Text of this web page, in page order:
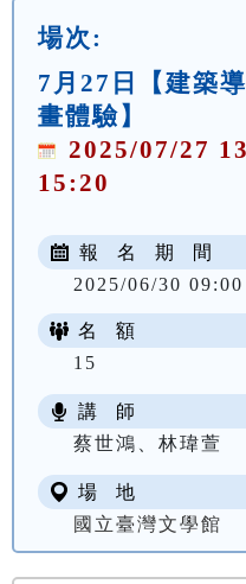
場次:
7月27日【建築
畫體驗】
2025/07/27
15:20
報 名 期 間
2025/06/30
名 額
15
講 師
蔡世鴻、林瑋萱
場 地
國立臺灣文學館